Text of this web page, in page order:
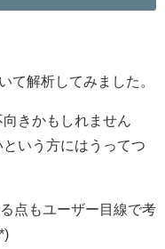
て解析してみました。
きかもしれません
いう方にはうってつ
点もユーザー目線で考